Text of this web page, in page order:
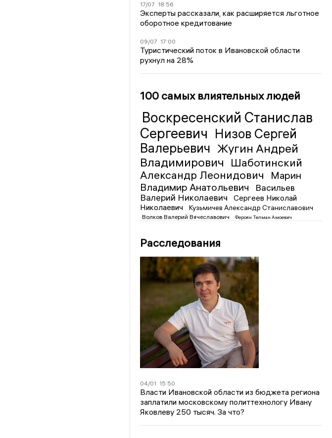
17/07 18:56
Эксперты рассказали, как расширяется льготное
оборотное кредитование
09/07 17:00
Туристический поток в Ивановской области
рухнул на 28%
100 самых влиятельных людей
Воскресенский Станислав
Сергеевич Низов Сергей
Валерьевич Жугин Андрей
Владимирович
Шаботинский
Александр Леонидович
Марин
Владимир Анатольевич
Васильев
Валерий Николаевич
Сергеев Николай
Николаевич
Кузьмичев Александр Станиславович
Волков Валерий Вячеславович Фероян Телман Амоевич
Расследования
04/01 15:50
Власти Ивановской области из бюджета региона
заплатили московскому политтехнологу Ивану
Яковлеву 250 тысяч. За что?